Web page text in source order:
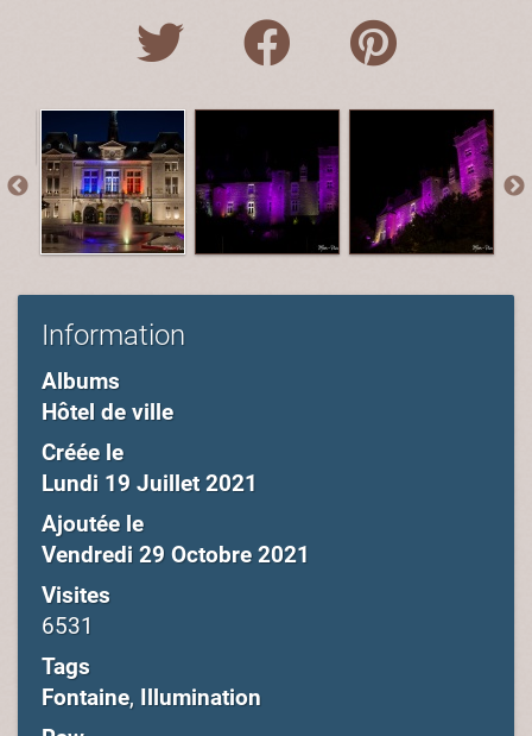
Information
Albums
Hôtel de ville
Créée le
Lundi 19 Juillet 2021
Ajoutée le
Vendredi 29 Octobre 2021
Visites
6531
Tags
Fontaine, Illumination